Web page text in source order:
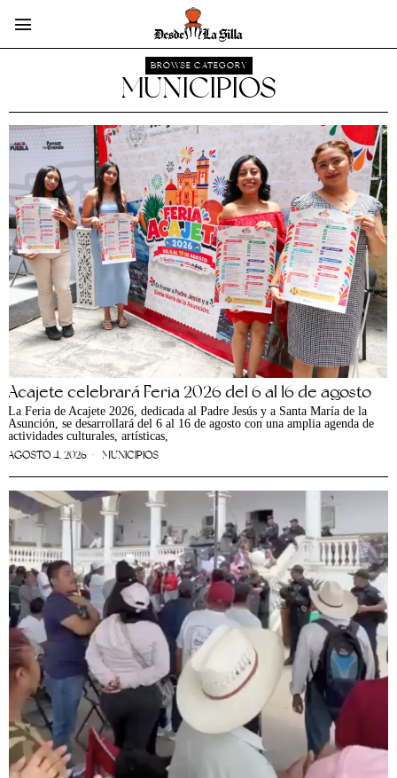
BROWSE CATEGORY
MUNICIPIOS
Acajete celebrará Feria 2026 del 6 al 16 de agosto
La Feria de Acajete 2026, dedicada al Padre Jesús y a Santa María de la
Asunción, se desarrollará del 6 al 16 de agosto con una amplia agenda de
actividades culturales, artísticas,
AGOSTO 4, 2026 MUNICIPIOS